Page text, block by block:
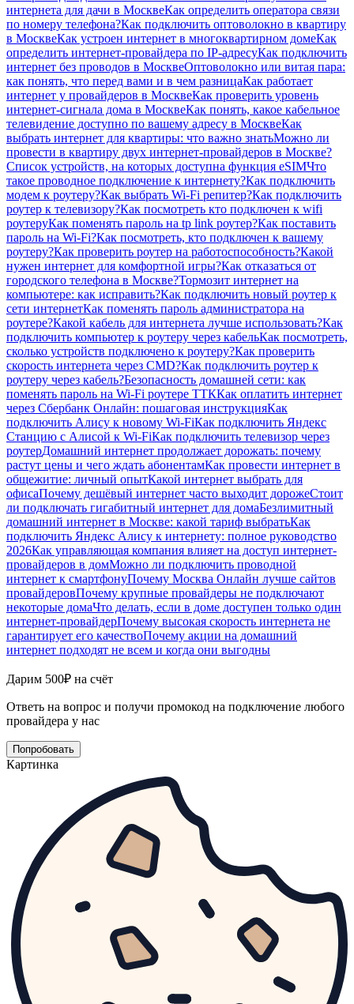
интернета для дачи в МосквеКак определить оператора связи
по номеру телефона?Как подключить оптоволокно в квартиру
в МосквеКак устроен интернет в многоквартирном домеКак
определить интернет-провайдера по IP-адресуКак подключить
интернет без проводов в МосквеОптоволокно или витая пара:
как понять, что перед вами и в чем разницаКак работает
интернет у провайдеров в МосквеКак проверить уровень
интернет-сигнала дома в МосквеКак понять, какое кабельное
телевидение доступно по вашему адресу в МосквеКак
выбрать интернет для квартиры: что важно знатьМожно ли
провести в квартиру двух интернет-провайдеров в Москве?
Список устройств, на которых доступна функция eSIMЧто
такое проводное подключение к интернету?Как подключить
модем к роутеру?Как выбрать Wi-Fi репитер?Как подключить
роутер к телевизору?Как посмотреть кто подключен к wifi
роутеруКак поменять пароль на tp link роутер?Как поставить
пароль на Wi-Fi?Как посмотреть, кто подключен к вашему
роутеру?Как проверить роутер на работоспособность?Какой
нужен интернет для комфортной игры?Как отказаться от
городского телефона в Москве?Тормозит интернет на
компьютере: как исправить?Как подключить новый роутер к
сети интернетКак поменять пароль администратора на
роутере?Какой кабель для интернета лучше использовать?Как
подключить компьютер к роутеру через кабельКак посмотреть,
сколько устройств подключено к роутеру?Как проверить
скорость интернета через CMD?Как подключить роутер к
роутеру через кабель?Безопасность домашней сети: как
поменять пароль на Wi-Fi роутере ТТККак оплатить интернет
через Сбербанк Онлайн: пошаговая инструкцияКак
подключить Алису к новому Wi-FiКак подключить Яндекс
Станцию с Алисой к Wi-FiКак подключить телевизор через
роутерДомашний интернет продолжает дорожать: почему
растут цены и чего ждать абонентамКак провести интернет в
общежитие: личный опытКакой интернет выбрать для
офисаПочему дешёвый интернет часто выходит дорожеСтоит
ли подключать гигабитный интернет для домаБезлимитный
домашний интернет в Москве: какой тариф выбратьКак
подключить Яндекс Алису к интернету: полное руководство
2026Как управляющая компания влияет на доступ интернет-
провайдеров в домМожно ли подключить проводной
интернет к смартфонуПочему Москва Онлайн лучше сайтов
провайдеровПочему крупные провайдеры не подключают
некоторые домаЧто делать, если в доме доступен только один
интернет-провайдерПочему высокая скорость интернета не
гарантирует его качествоПочему акции на домашний
интернет подходят не всем и когда они выгодны
Дарим 500₽ на счёт
Ответь на вопрос и получи промокод на подключение любого
провайдера у нас
Попробовать
Картинка